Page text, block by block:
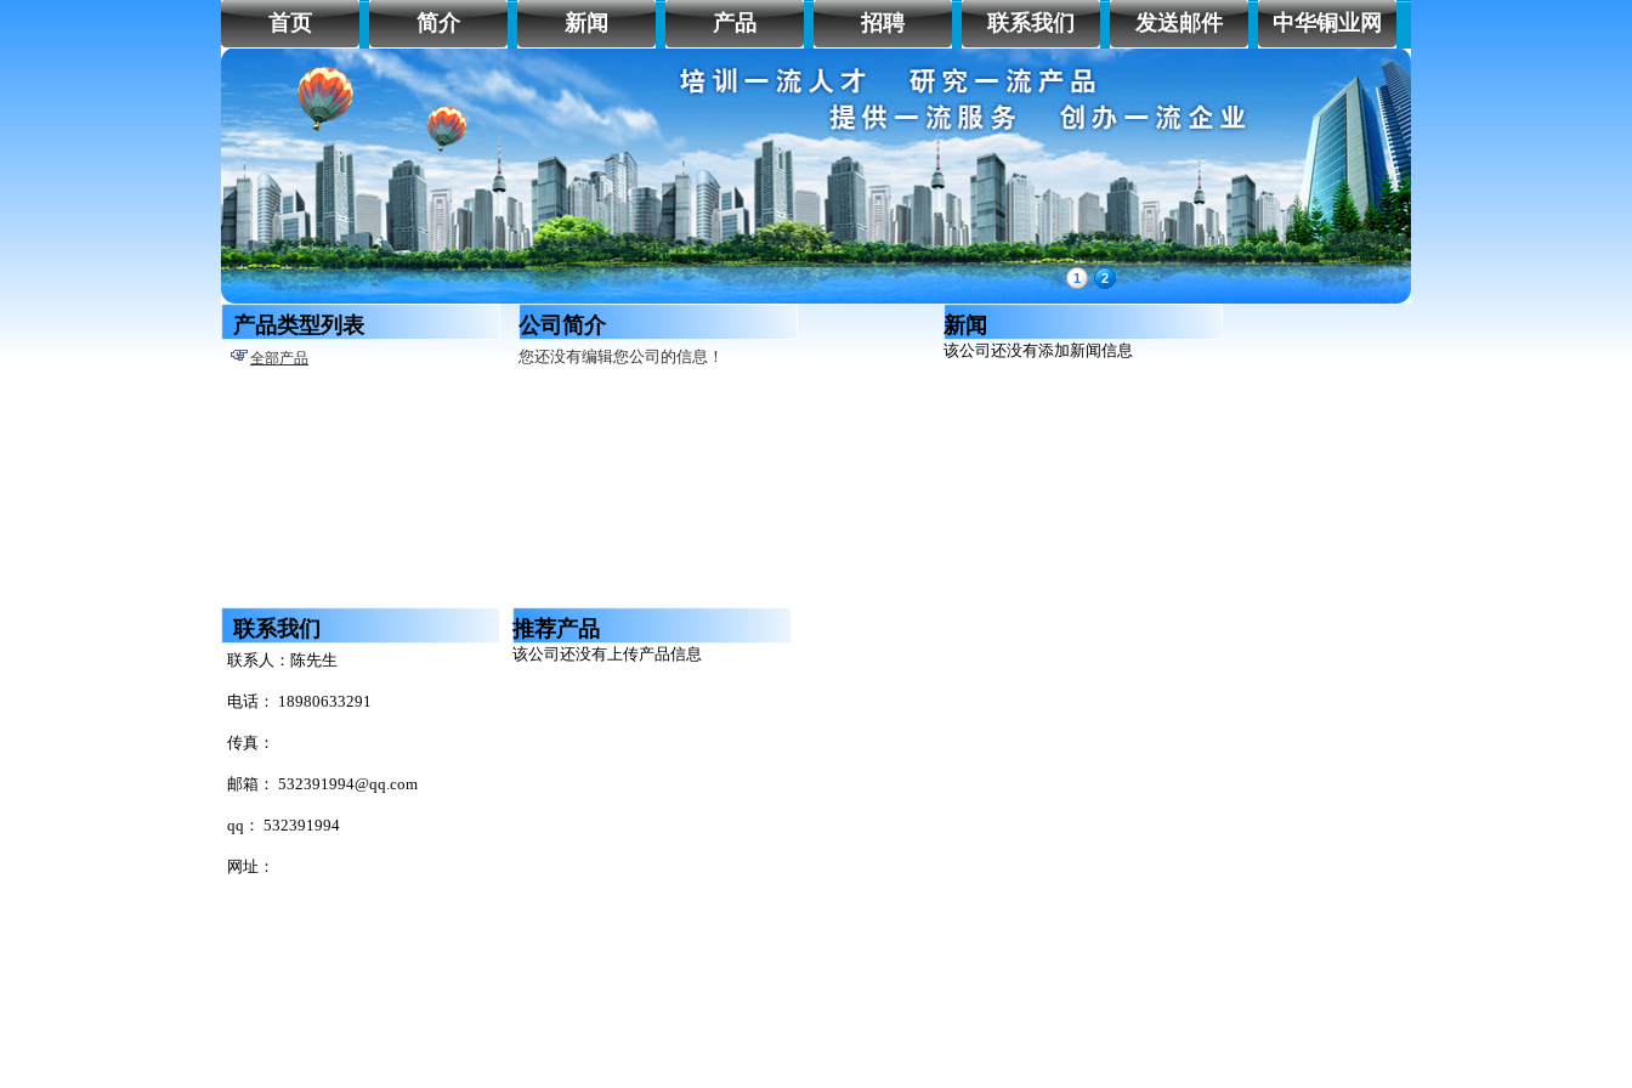
首页 简介 新闻 产品 招聘 联系我们 发送邮件 中华铜业网
1 2
产品类型列表
全部产品
联系我们
联系人：陈先生
电话： 18980633291
传真：
邮箱： 532391994@qq.com
qq： 532391994
网址：
公司简介
您还没有编辑您公司的信息！
新闻
该公司还没有添加新闻信息
推荐产品
该公司还没有上传产品信息